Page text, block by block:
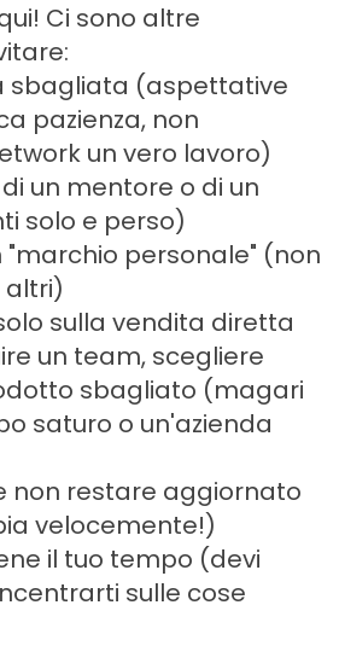
Ci sono altre
sbagliata (aspettative
pazienza, non
un vero lavoro)
un mentore o di un
solo e perso)
personale" (non
altri)
sulla vendita diretta
un team, scegliere
sbagliato (magari
saturo o un'azienda
non restare aggiornato
velocemente!)
il tuo tempo (devi
sulle cose